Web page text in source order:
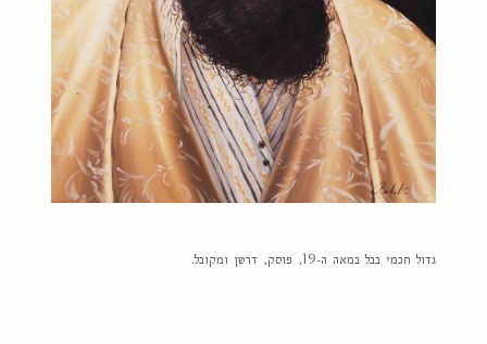
גדול חכמי בבל במאה ה-19, פוסק, דרשן ומקובל.